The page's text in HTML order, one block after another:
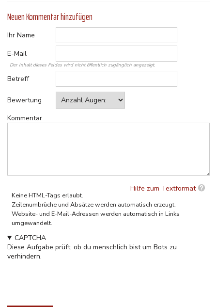
Neuen Kommentar hinzufügen
Ihr Name
E-Mail
Der Inhalt dieses Feldes wird nicht öffentlich zugänglich angezeigt.
Betreff
Bewertung
Kommentar
Hilfe zum Textformat
Keine HTML-Tags erlaubt.
Zeilenumbrüche und Absätze werden automatisch erzeugt.
Website- und E-Mail-Adressen werden automatisch in Links
umgewandelt.
CAPTCHA
Diese Aufgabe prüft, ob du menschlich bist um Bots zu
verhindern.